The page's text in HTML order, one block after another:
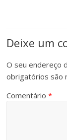
Deixe um
O seu endereço
obrigatórios são
Comentário*